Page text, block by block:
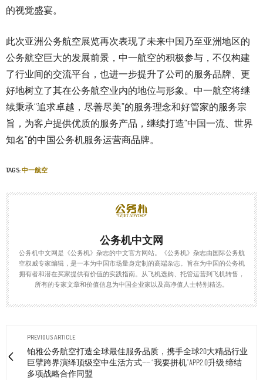
的视觉盛宴。
此次亚洲公务航空展览再次表现了未来中国乃至亚洲地区的
公务航空巨大的发展前景，中一航空的积极参与，不仅构建
了行业间的交流平台，也进一步提升了公司的服务品牌、更
好地树立了其在公务航空业内的地位与形象。中一航空将继
续秉承“追求卓越，尽善尽美”的服务理念和好管家的服务宗
旨，为客户提供优质的服务产品，继续打造“中国一流、世界
知名”的中国公务机服务运营商品牌。
TAGS:中一航空
公务机中文网
公务机中文网是《公务机》杂志的中文官方网站。《公务机》杂志由国际公务航
空权威专家编辑，是一本为中国市场量身定制的高端杂志。旨在为中国的公务机
拥有者和潜在买家提供有价值的实践指南。从飞机选购、托管运营到飞机转售，
所有的专家文章和价值信息为中国企业家以及高净值人士特别精选。
PREVIOUS ARTICLE
铂雅公务航空打造全球最佳服务品质，携手全球20大精品行业
巨擘跨界演绎顶级空中生活方式—— “我要拼机”APP2.0升级 缔结
多项战略合作同盟